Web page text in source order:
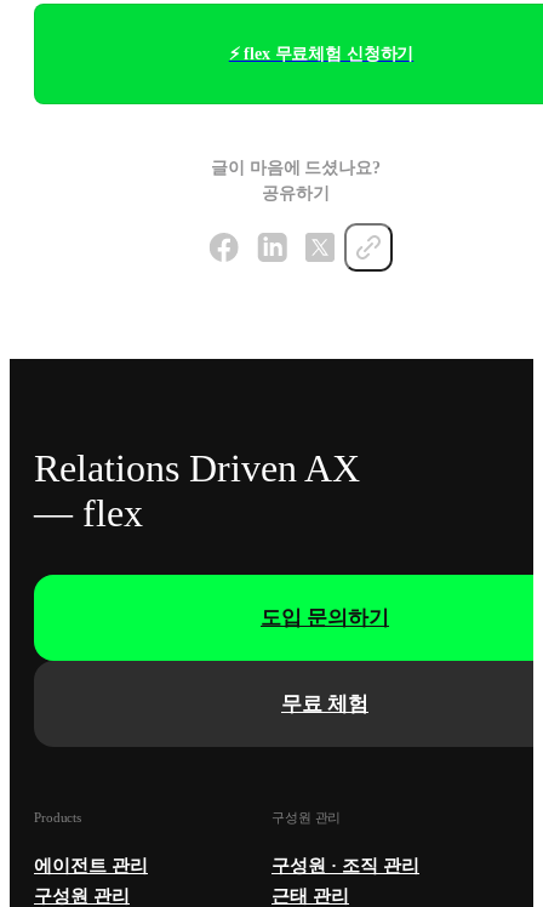
⚡ flex 무료체험 신청하기
글이 마음에 드셨나요?
공유하기
Relations Driven AX
— flex
무료 체험
도입 문의하기
Products
에이전트 관리
구성원 관리
구성원 관리
구성원 · 조직 관리
근태 관리